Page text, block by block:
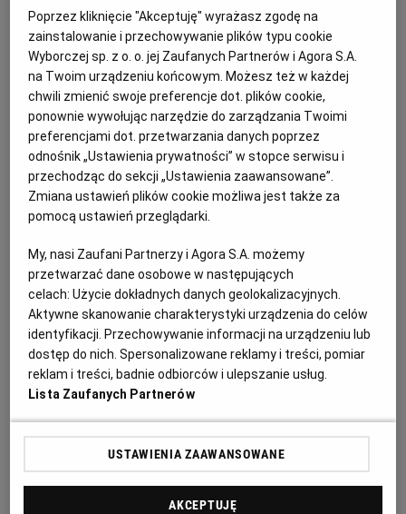
Ogłoszenie premium 11 dni do końca
19.08.2026
SUWAŁKI, Podlaskie
Przetargi, Przetargi na dostawę
Przetargi(14768)
Odpowiedź
dwóch przypadkach: samodzielnie przez
zamawiającego (bez wniosku wykonawcy) oraz na
wniosek wykonawcy. Zasadą jest, że wadium (bez
względu na to z którym przypadkiem zwrotu mamy
do czynienia) powinno być zwrócone niezwłocznie.
Maksymalny termin, w którym zamawiający ma
obowiązek zwrócić wadium to 7 dni od zaistnienia
okoliczności uzasadniającego jego zwrot.
Przepis art. 98 ust. 1 ustawy Pzp wskazuje
Poprzez kliknięcie "Akceptuję" wyrażasz zgodę na
zainstalowanie i przechowywanie plików typu cookie
Wyborczej sp. z o. o. jej Zaufanych Partnerów i Agora S.A.
na Twoim urządzeniu końcowym. Możesz też w każdej
chwili zmienić swoje preferencje dot. plików cookie,
ponownie wywołując narzędzie do zarządzania Twoimi
preferencjami dot. przetwarzania danych poprzez
odnośnik „Ustawienia prywatności” w stopce serwisu i
przechodząc do sekcji „Ustawienia zaawansowane”.
Zmiana ustawień plików cookie możliwa jest także za
pomocą ustawień przeglądarki.
My, nasi Zaufani Partnerzy i Agora S.A. możemy
przetwarzać dane osobowe w następujących
celach:Użycie dokładnych danych geolokalizacyjnych.
Aktywne skanowanie charakterystyki urządzenia do celów
identyfikacji. Przechowywanie informacji na urządzeniu lub
dostęp do nich. Spersonalizowane reklamy i treści, pomiar
reklam i treści, badnie odbiorców i ulepszanie usług.
Lista Zaufanych Partnerów
USTAWIENIA ZAAWANSOWANE
AKCEPTUJĘ